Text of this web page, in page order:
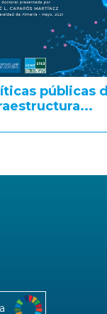
públicas